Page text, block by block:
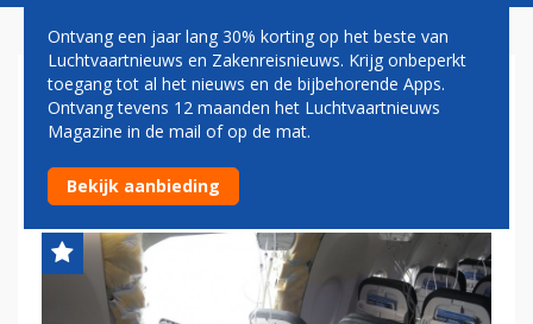
LUCHTVAARTAUTORITEIT VS
VINDT EIGEN TOEZICHT OP
BOEING TE LAKS
Ontvang een jaar lang 30% korting op het beste van
Luchtvaartnieuws en Zakenreisnieuws. Krijg onbeperkt
toegang tot al het nieuws en de bijbehorende Apps.
Ontvang tevens 12 maanden het Luchtvaartnieuws
Magazine in de mail of op de mat.
Bekijk aanbieding